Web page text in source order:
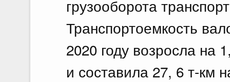
грузооборота
Транспортоемкость
2020 году возросла на
и составила 27, 6 т-км